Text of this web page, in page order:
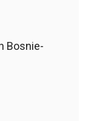
Bosnie-